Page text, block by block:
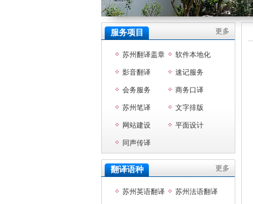
服务项目 更多
苏州翻译盖章 软件本地化
影音翻译 速记服务
会务服务 商务口译
苏州笔译 文字排版
网站建设 平面设计
同声传译
翻译语种 更多
苏州英语翻译 苏州法语翻译